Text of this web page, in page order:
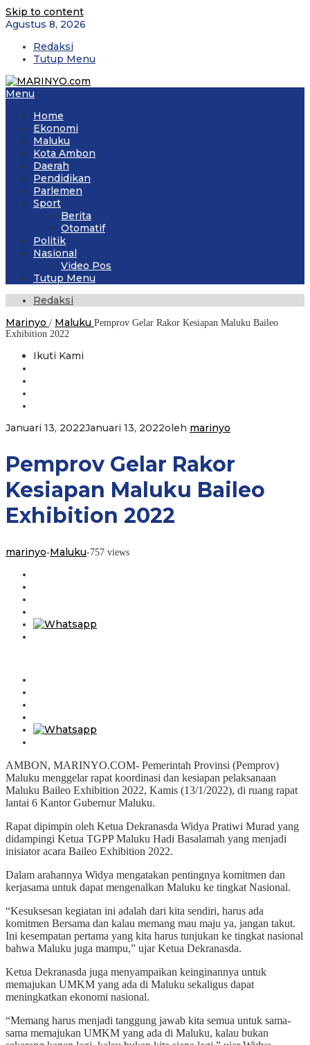
Skip to content
Agustus 8, 2026
Redaksi
Tutup Menu
Menu
Home
Ekonomi
Maluku
Kota Ambon
Daerah
Pendidikan
Parlemen
Sport
Berita
Otomatif
Politik
Nasional
Video Pos
Tutup Menu
Redaksi
Marinyo / Maluku Pemprov Gelar Rakor Kesiapan Maluku Baileo
Exhibition 2022
Ikuti Kami
Januari 13, 2022Januari 13, 2022oleh marinyo
Pemprov Gelar Rakor
Kesiapan Maluku Baileo
Exhibition 2022
marinyo-Maluku-757 views
AMBON, MARINYO.COM- Pemerintah Provinsi (Pemprov)
Maluku menggelar rapat koordinasi dan kesiapan pelaksanaan
Maluku Baileo Exhibition 2022, Kamis (13/1/2022), di ruang rapat
lantai 6 Kantor Gubernur Maluku.
Rapat dipimpin oleh Ketua Dekranasda Widya Pratiwi Murad yang
didampingi Ketua TGPP Maluku Hadi Basalamah yang menjadi
inisiator acara Baileo Exhibition 2022.
Dalam arahannya Widya mengatakan pentingnya komitmen dan
kerjasama untuk dapat mengenalkan Maluku ke tingkat Nasional.
“Kesuksesan kegiatan ini adalah dari kita sendiri, harus ada
komitmen Bersama dan kalau memang mau maju ya, jangan takut.
Ini kesempatan pertama yang kita harus tunjukan ke tingkat nasional
bahwa Maluku juga mampu,” ujar Ketua Dekranasda.
Ketua Dekranasda juga menyampaikan keinginannya untuk
memajukan UMKM yang ada di Maluku sekaligus dapat
meningkatkan ekonomi nasional.
“Memang harus menjadi tanggung jawab kita semua untuk sama-
sama memajukan UMKM yang ada di Maluku, kalau bukan